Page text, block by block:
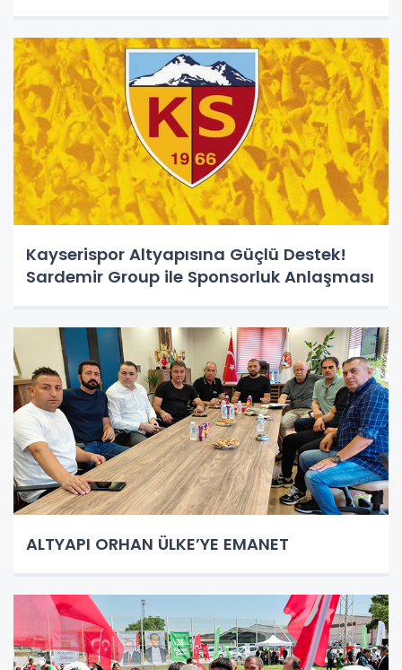
Kayserispor Altyapısına Güçlü Destek!
Sardemir Group ile Sponsorluk Anlaşması
ALTYAPI ORHAN ÜLKE’YE EMANET